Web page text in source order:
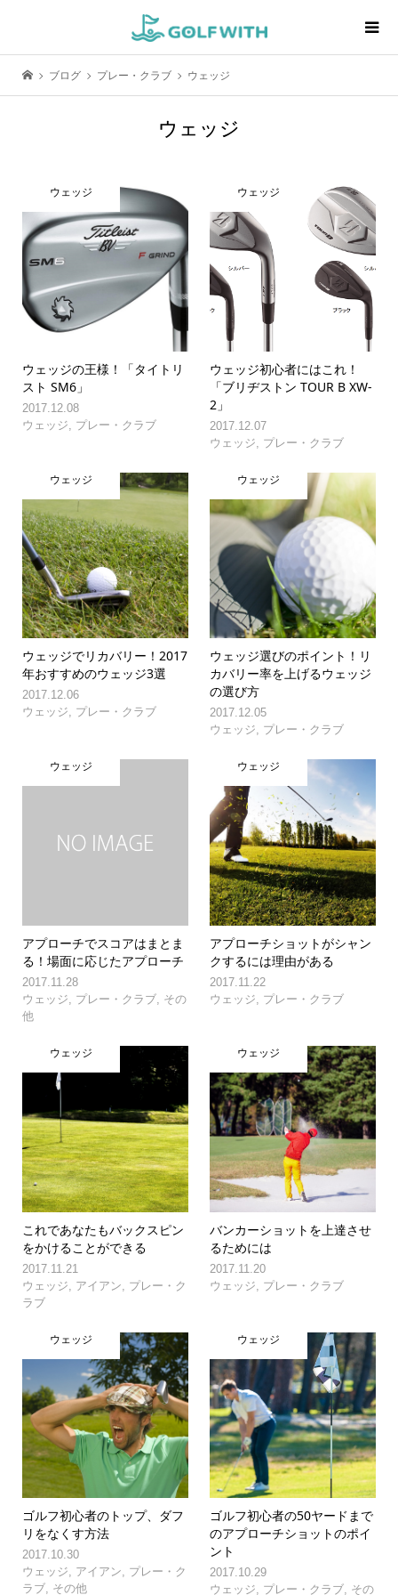
ブログ プレー・クラブ ウェッジ
ウェッジ
ウェッジ
ウェッジの王様！「タイトリ
スト SM6」
2017.12.08
ウェッジ
プレー・クラブ
ウェッジ
ウェッジ初心者にはこれ！
「ブリヂストン TOUR B XW-
2」
2017.12.07
ウェッジ
プレー・クラブ
ウェッジ
ウェッジでリカバリー！2017
年おすすめのウェッジ3選
2017.12.06
ウェッジ, プレー・クラブ
ウェッジ
ウェッジ選びのポイント！リ
カバリー率を上げるウェッジ
の選び方
2017.12.05
ウェッジ, プレー・クラブ
ウェッジ
アプローチでスコアはまとま
る！場面に応じたアプローチ
2017.11.28
ウェッジ
プレー・クラブ, その
他
ウェッジ
アプローチショットがシャン
クするには理由がある
2017.11.22
ウェッジ
プレー・クラブ
ウェッジ
これであなたもバックスピン
をかけることができる
2017.11.21
ウェッジ
アイアン
プレー・ク
ラブ
ウェッジ
バンカーショットを上達させ
るためには
2017.11.20
ウェッジ
プレー・クラブ
ウェッジ
ゴルフ初心者のトップ、ダフ
リをなくす方法
2017.10.30
ウェッジ, アイアン, プレー・ク
ラブ, その他
ウェッジ
ゴルフ初心者の50ヤードまで
のアプローチショットのポイ
ント
2017.10.29
ウェッジ, プレー・クラブ, その